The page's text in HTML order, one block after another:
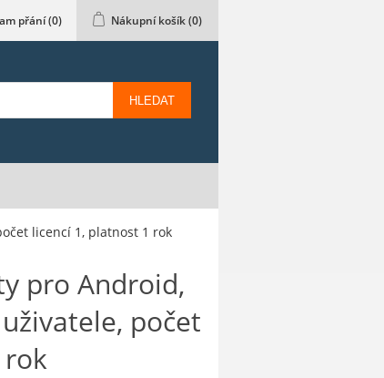
přání(0) Nákupní košík(0)
HLEDAT
licencí 1, platnost 1 rok
pro Android,
počet